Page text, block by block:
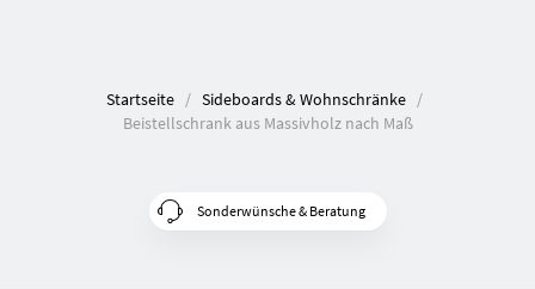
Startseite
Sideboards & Wohnschränke
Beistellschrank aus Massivholz nach Maß
Sonderwünsche & Beratung